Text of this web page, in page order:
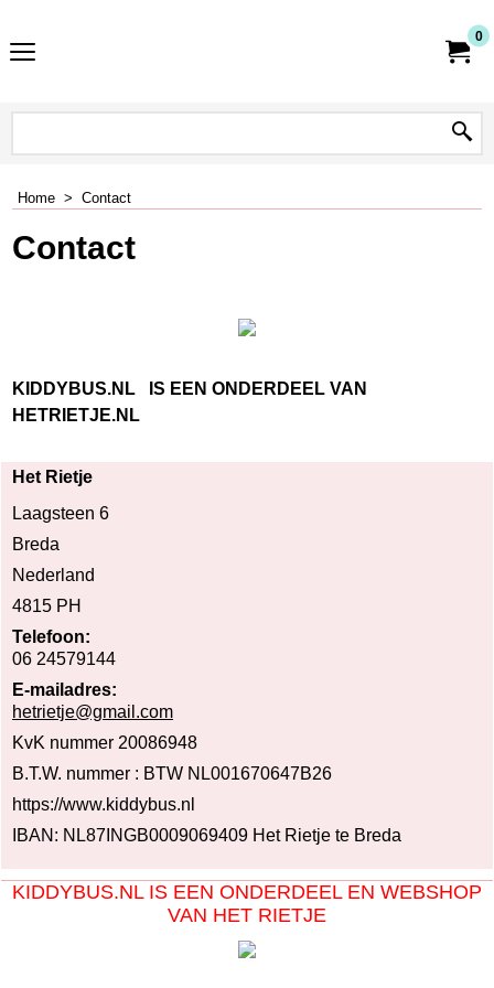
0
Home > Contact
Contact
KIDDYBUS.NL IS EEN ONDERDEEL VAN
HETRIETJE.NL
Het Rietje
Laagsteen 6
Breda
Nederland
4815 PH
Telefoon:
06 24579144
E-mailadres:
hetrietje@gmail.com
KvK nummer 20086948
B.T.W. nummer : BTW NL001670647B26
https://www.kiddybus.nl
IBAN: NL87INGB0009069409 Het Rietje te Breda
KIDDYBUS.NL IS EEN ONDERDEEL EN WEBSHOP
VAN HET RIETJE